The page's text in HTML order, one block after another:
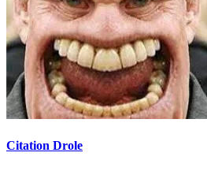
Citation Drole